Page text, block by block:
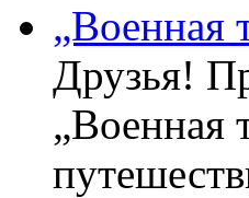
„Военная
Друзья!
„Военная